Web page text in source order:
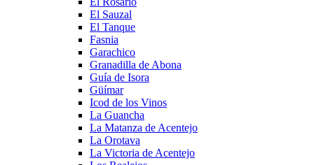
El Sauzal
El Tanque
Fasnia
Garachico
Granadilla de Abona
Guía de Isora
Güímar
Icod de los Vinos
La Guancha
La Matanza de Acentejo
La Orotava
La Victoria de Acentejo